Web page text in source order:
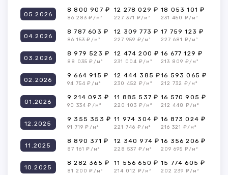
05.2026
8 800 907 ₽
86 283 ₽/м²
12 278 029 ₽
227 371 ₽/м²
18 053 101 ₽
231 450 ₽/м²
04.2026
8 787 603 ₽
86 153 ₽/м²
12 309 773 ₽
227 959 ₽/м²
17 759 123 ₽
227 681 ₽/м²
03.2026
8 979 523 ₽
88 035 ₽/м²
12 474 200 ₽
231 004 ₽/м²
16 677 129 ₽
213 809 ₽/м²
02.2026
9 664 915 ₽
94 754 ₽/м²
12 444 385 ₽
230 452 ₽/м²
16 593 065 ₽
212 732 ₽/м²
01.2026
9 214 093 ₽
90 334 ₽/м²
11 885 537 ₽
220 103 ₽/м²
16 570 905 ₽
212 448 ₽/м²
12.2025
9 355 353 ₽
91 719 ₽/м²
11 974 304 ₽
221 746 ₽/м²
16 873 024 ₽
216 321 ₽/м²
11.2025
8 890 371 ₽
87 161 ₽/м²
12 340 974 ₽
228 537 ₽/м²
16 356 206 ₽
209 695 ₽/м²
10.2025
8 282 365 ₽
81 200 ₽/м²
11 556 650 ₽
214 012 ₽/м²
15 774 605 ₽
202 239 ₽/м²